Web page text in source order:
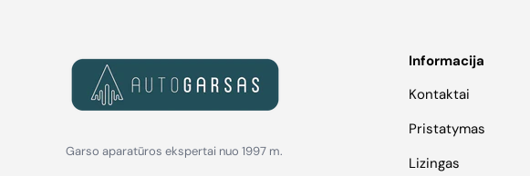
Garso aparatūros ekspertai nuo 1997 m.
Informacija
Kontaktai
Pristatymas
Lizingas